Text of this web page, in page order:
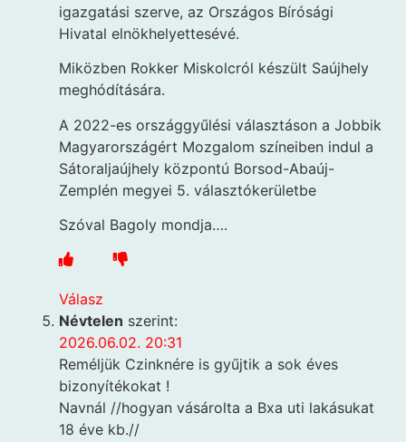
igazgatási szerve, az Országos Bírósági
Hivatal elnökhelyettesévé.
Miközben Rokker Miskolcról készült Saújhely
meghódítására.
A 2022-es országgyűlési választáson a Jobbik
Magyarországért Mozgalom színeiben indul a
Sátoraljaújhely központú Borsod-Abaúj-
Zemplén megyei 5. választókerületbe
Szóval Bagoly mondja….
Válasz
Névtelen szerint:
2026.06.02. 20:31
Reméljük Czinknére is gyűjtik a sok éves
bizonyítékokat !
Navnál //hogyan vásárolta a Bxa uti lakásukat
18 éve kb.//